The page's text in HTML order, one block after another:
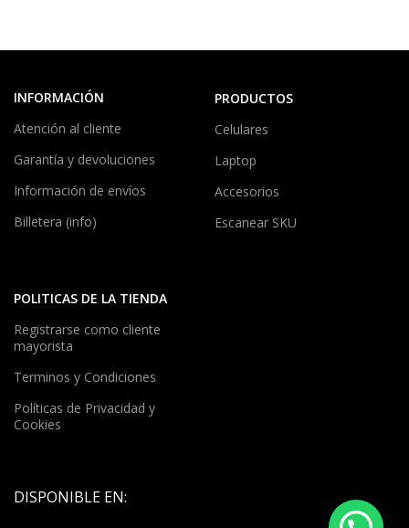
INFORMACIÓN
Atención al cliente
Garantía y devoluciones
Información de envíos
Billetera (info)
PRODUCTOS
Celulares
Laptop
Accesorios
Escanear SKU
POLITICAS DE LA TIENDA
Registrarse como cliente
mayorista
Terminos y Condiciones
Políticas de Privacidad y
Cookies
DISPONIBLE EN: